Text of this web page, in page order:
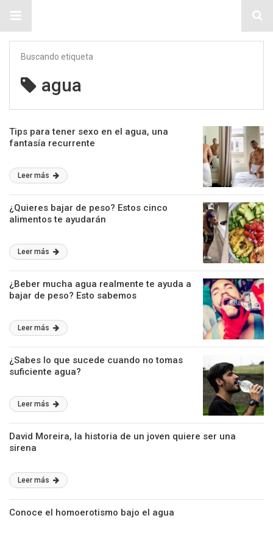
Buscando etiqueta
agua
Tips para tener sexo en el agua, una
fantasía recurrente
Leer más
¿Quieres bajar de peso? Estos cinco
alimentos te ayudarán
Leer más
¿Beber mucha agua realmente te ayuda a
bajar de peso? Esto sabemos
Leer más
¿Sabes lo que sucede cuando no tomas
suficiente agua?
Leer más
David Moreira, la historia de un joven quiere ser una
sirena
Leer más
Conoce el homoerotismo bajo el agua